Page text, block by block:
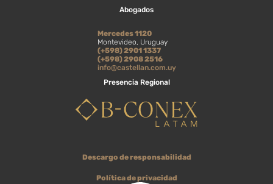
Descargo de responsabilidad
Política de privacidad
Presencia Regional
Abogados
Mercedes 1120
Montevideo, Uruguay
(+598) 2901 1337
(+598) 2908 2516
info@castellan.com.uy